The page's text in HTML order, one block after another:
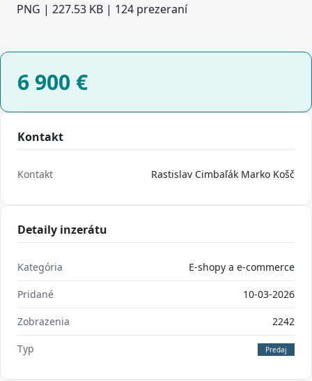
PNG | 227.53 KB | 124 prezeraní
6 900 €
Kontakt
Kontakt Rastislav Cimbaľák Marko Košč
Detaily inzerátu
Kategória E-shopy a e-commerce
Pridané 10-03-2026
Zobrazenia 2242
Typ Predaj